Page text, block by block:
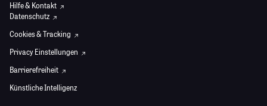
Hilfe & Kontakt
Datenschutz
Cookies & Tracking
Privacy Einstellungen
Barrierefreiheit
Künstliche Intelligenz